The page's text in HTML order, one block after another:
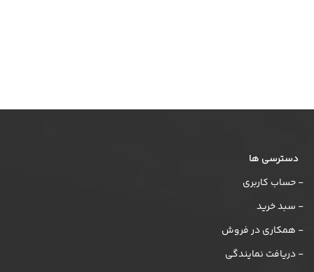
دسترسی ها
- حساب کاربری
- سبد خرید
- همکاری در فروش
- دریافت نمایندگی